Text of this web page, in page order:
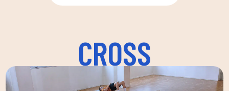
CROSS